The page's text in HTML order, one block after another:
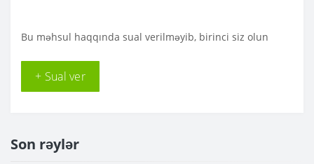
Bu məhsul haqqında sual verilməyib, birinci siz olun
+ Sual ver
Son rəylər